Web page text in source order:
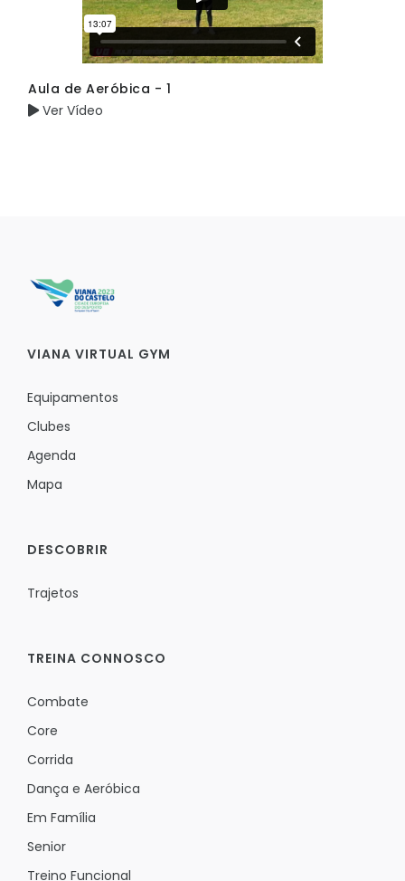
Aula de Aeróbica - 1
Ver Vídeo
VIANA VIRTUAL GYM
Equipamentos
Clubes
Agenda
Mapa
DESCOBRIR
Trajetos
TREINA CONNOSCO
Combate
Core
Corrida
Dança e Aeróbica
Em Família
Senior
Treino Funcional